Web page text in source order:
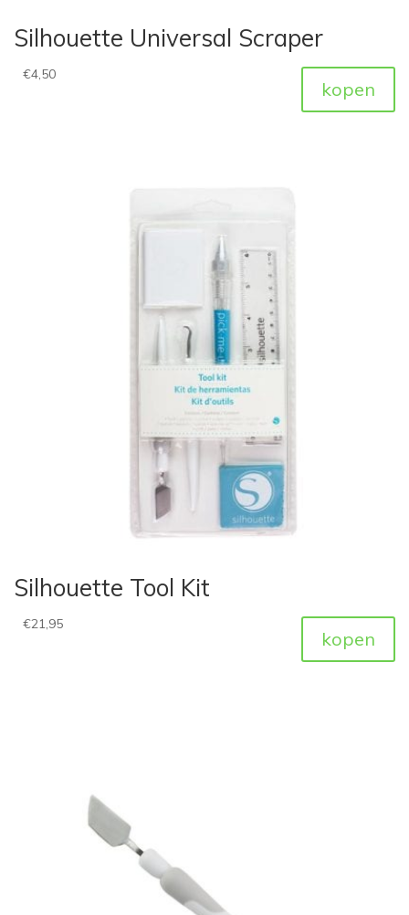
Silhouette Universal Scraper
€4,50
kopen
Silhouette Tool Kit
€21,95
kopen